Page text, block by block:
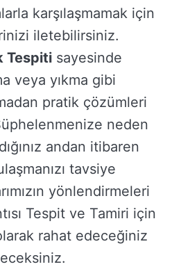
karşılaşmamak için
iletebilirsiniz.
Tespiti sayesinde
veya yıkma gibi
pratik çözümleri
neden
andan itibaren
tavsiye
yönlendirmeleri
Tespit ve Tamiri için
rahat edeceğiniz